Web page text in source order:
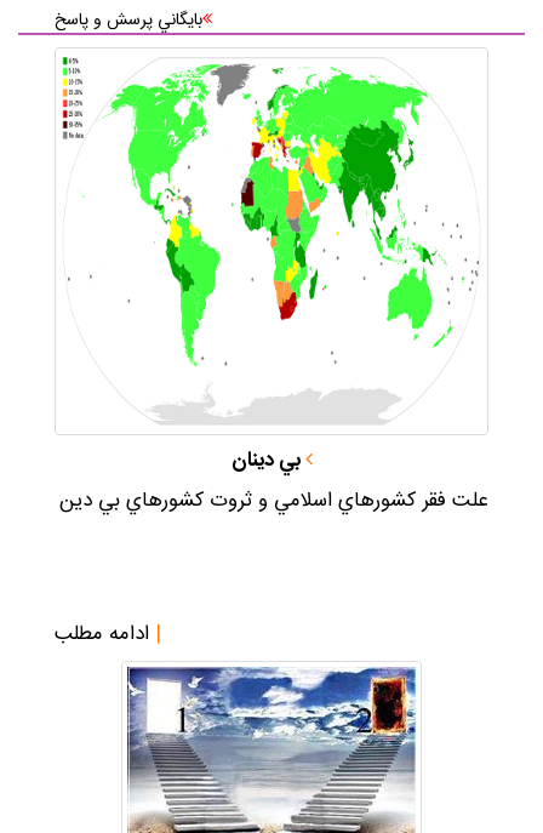
بايگاني پرسش و پاسخ
بي دينان
علت فقر كشورهاي اسلامي و ثروت كشورهاي بي دين
| ادامه مطلب